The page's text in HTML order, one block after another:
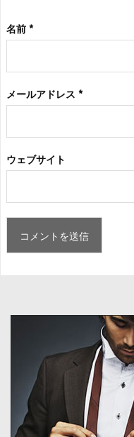
名前 *
メールアドレス *
ウェブサイト